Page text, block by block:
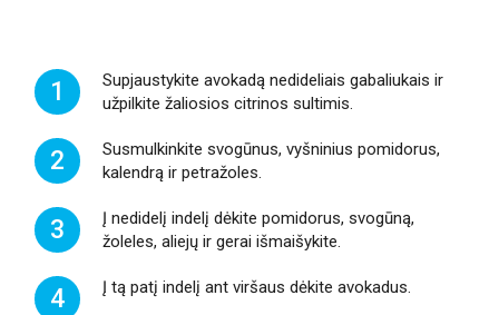
1
Supjaustykite avokadą nedideliais gabaliukais ir
užpilkite žaliosios citrinos sultimis.
2
Susmulkinkite svogūnus, vyšninius pomidorus,
kalendrą ir petražoles.
3
Į nedidelį indelį dėkite pomidorus, svogūną,
žoleles, aliejų ir gerai išmaišykite.
4 Į tą patį indelį ant viršaus dėkite avokadus.